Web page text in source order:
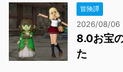
冒険譚
2026/08/06
8.0お宝
た